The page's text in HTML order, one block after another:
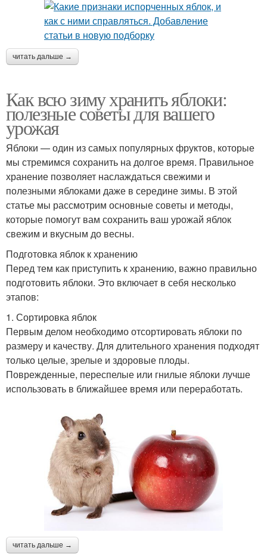
читать дальше →
Как всю зиму хранить яблоки:
полезные советы для вашего
урожая
Яблоки — один из самых популярных фруктов, которые
мы стремимся сохранить на долгое время. Правильное
хранение позволяет наслаждаться свежими и
полезными яблоками даже в середине зимы. В этой
статье мы рассмотрим основные советы и методы,
которые помогут вам сохранить ваш урожай яблок
свежим и вкусным до весны.
Подготовка яблок к хранению
Перед тем как приступить к хранению, важно правильно
подготовить яблоки. Это включает в себя несколько
этапов:
1. Сортировка яблок
Первым делом необходимо отсортировать яблоки по
размеру и качеству. Для длительного хранения подходят
только целые, зрелые и здоровые плоды.
Поврежденные, переспелые или гнилые яблоки лучше
использовать в ближайшее время или переработать.
читать дальше →